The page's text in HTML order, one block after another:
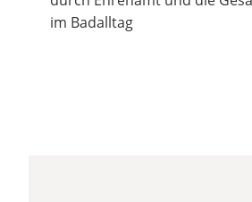
im Badalltag